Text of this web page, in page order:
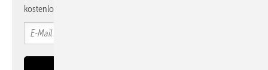
kostenlos direkt ins Postfach.